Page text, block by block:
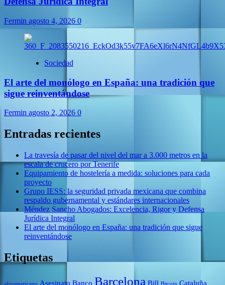
Fermin agosto 4, 2026 0
Sociedad
El arte del monólogo en España: una tradición que
sigue reinventándose
Fermin agosto 2, 2026 0
Entradas recientes
La travesía de pasar del nivel del mar a 3.000 metros en la
escala de crucero por Tenerife
Equipamiento de hostelería a medida: soluciones para cada
proyecto
Grupo IESS: la seguridad privada mexicana que combina
respaldo gubernamental y estándares internacionales
Méndez Sancho Abogados: Excelencia, Rigor y Defensa
Jurídica Integral
El arte del monólogo en España: una tradición que sigue
reinventándose
Etiquetas
afroamericano Asesinato Banco Barcelona Bill Bitcoin Cataluña